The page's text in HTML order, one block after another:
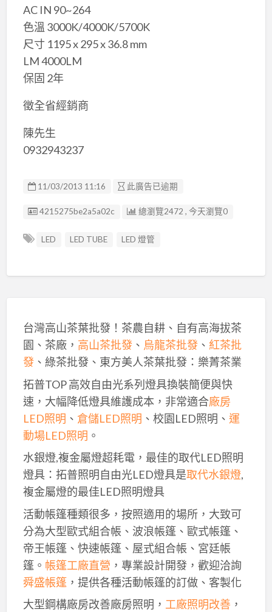
AC IN 90~264
色溫 3000K/4000K/5700K
尺寸 1195 x 295 x 36.8 mm
LM 4000LM
保固 2年
徵全省經銷商
陳先生
0932943237
11/03/2013 11:16 此廣告已逾期
廣告编號
4215275be2a5a02c 總瀏覽2472 , 今天瀏覽0
LED LED TUBE LED 燈管
台灣高山茶葉批發！茶農自耕、自有高海拔茶
園、茶廠， 高山茶批發、 烏龍茶批發、 紅茶批
發、綠茶批發、東方美人茶葉批發：樂菁茶業
拓普TOP 高效自由光系列燈具換裝簡便與快
速，大幅降低燈具維護成本，非常適合廠房
LED照明 、 倉儲LED照明 、校園LED照明、 運
動場LED照明 。
水銀燈,複金屬燈超耗電，最佳的取代LED照明
燈具：拓普照明自由光LED燈具是取代水銀燈,
複金屬燈的最佳LED照明燈具
活動帳篷種類很多，按照適用的場所，大致可
分為大型歐式組合帳、波浪帳篷、歐式帳篷、
帝王帳篷、快速帳篷、屋式組合帳、宮廷帳
篷。 帳篷工廠直營 ，專業設計開發，歡迎洽詢
舜盛帳篷，提供各種活動帳篷的訂做、客製化
大型鋼構廠房改善廠房照明， 工廠照明改善，